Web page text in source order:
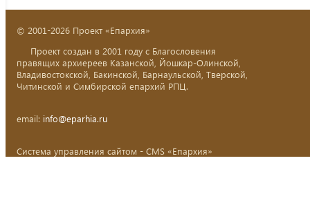
© 2001-2026 Проект «Епархия»
Проект создан в 2001 году с Благословения
правящих архиереев Казанской, Йошкар-Олинской,
Владивостокской, Бакинской, Барнаульской, Тверской,
Читинской и Симбирской епархий РПЦ.
email: info@eparhia.ru
Система управления сайтом - CMS «Епархия»